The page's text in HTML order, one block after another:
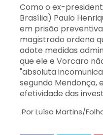
Como o ex-
Brasília) Paulo
em prisão
magistrado ordena
adote medidas
que ele e Vorcaro
"absoluta
segundo Mendonça,
efetividade das
PorLuísa Martins/